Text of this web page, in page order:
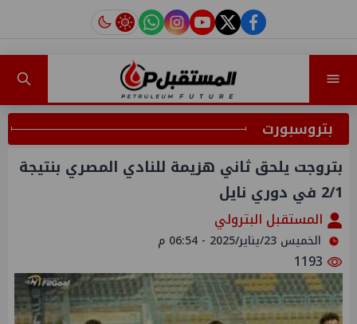
facebook
twitter
youtube
instagram
tiktok
بتروسبورت
بتروجت يلحق ثاني هزيمة للنادي المصري بنتيجة
2/1 في دوري نايل
المستقبل البترولي
الخميس 23/يناير/2025 - 06:54 م